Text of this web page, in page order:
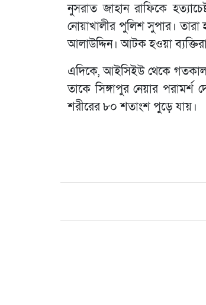
নুসরাত জাহান রাফিকে
নোয়াখালীর পুলিশ সুপার।
আলাউদ্দিন। আটক হওয়া
এদিকে, আইসিইউ থেকে গতকাল
তাকে সিঙ্গাপুর নেয়ার পরামর্শ
শরীরের ৮০ শতাংশ পুড়ে যায়।